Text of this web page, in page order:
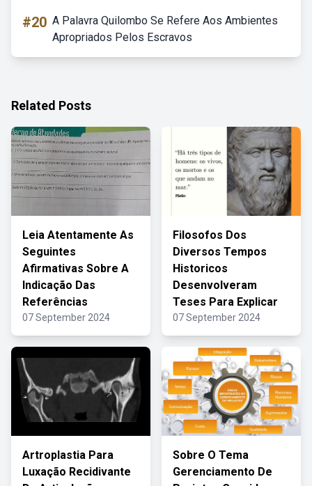
#20 A Palavra Quilombo Se Refere Aos Ambientes
Apropriados Pelos Escravos
Related Posts
Leia Atentamente As
Seguintes
Afirmativas Sobre A
Indicação Das
Referências
07 September 2024
Filosofos Dos
Diversos Tempos
Historicos
Desenvolveram
Teses Para Explicar
07 September 2024
Artroplastia Para
Luxação Recidivante
Sobre O Tema
Gerenciamento De